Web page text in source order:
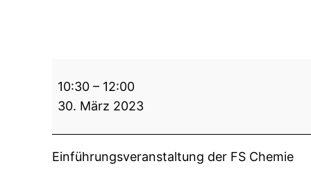
Einführung
10:30 – 12:00
30. März 2023
Einführungsveranstaltung der FS Chemie